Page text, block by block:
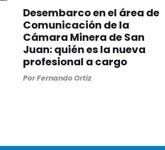
Desembarco en el área de
Comunicación de la
Cámara Minera de San
Juan: quién es la nueva
profesional a cargo
PorFernando Ortiz